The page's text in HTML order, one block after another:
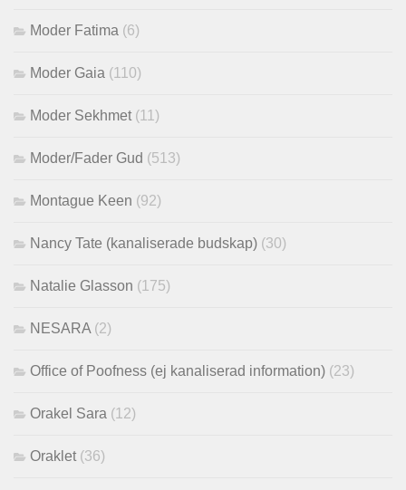
Moder Fatima (6)
Moder Gaia (110)
Moder Sekhmet (11)
Moder/Fader Gud (513)
Montague Keen (92)
Nancy Tate (kanaliserade budskap) (30)
Natalie Glasson (175)
NESARA (2)
Office of Poofness (ej kanaliserad information) (23)
Orakel Sara (12)
Oraklet (36)